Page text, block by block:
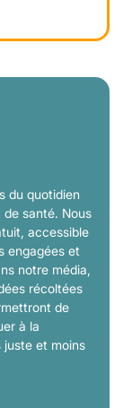
du quotidien
santé. Nous
accessible
engagées et
notre média,
récoltées
de
à la
juste et moins